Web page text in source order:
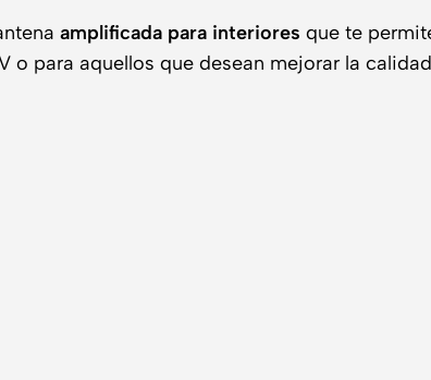
amplificada para interiores que te
o para aquellos que desean mejorar la